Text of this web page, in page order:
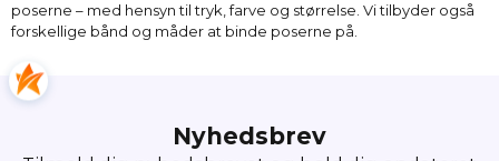
poserne – med hensyn til tryk, farve og størrelse. Vi tilbyder også
forskellige bånd og måder at binde poserne på.
Nyhedsbrev